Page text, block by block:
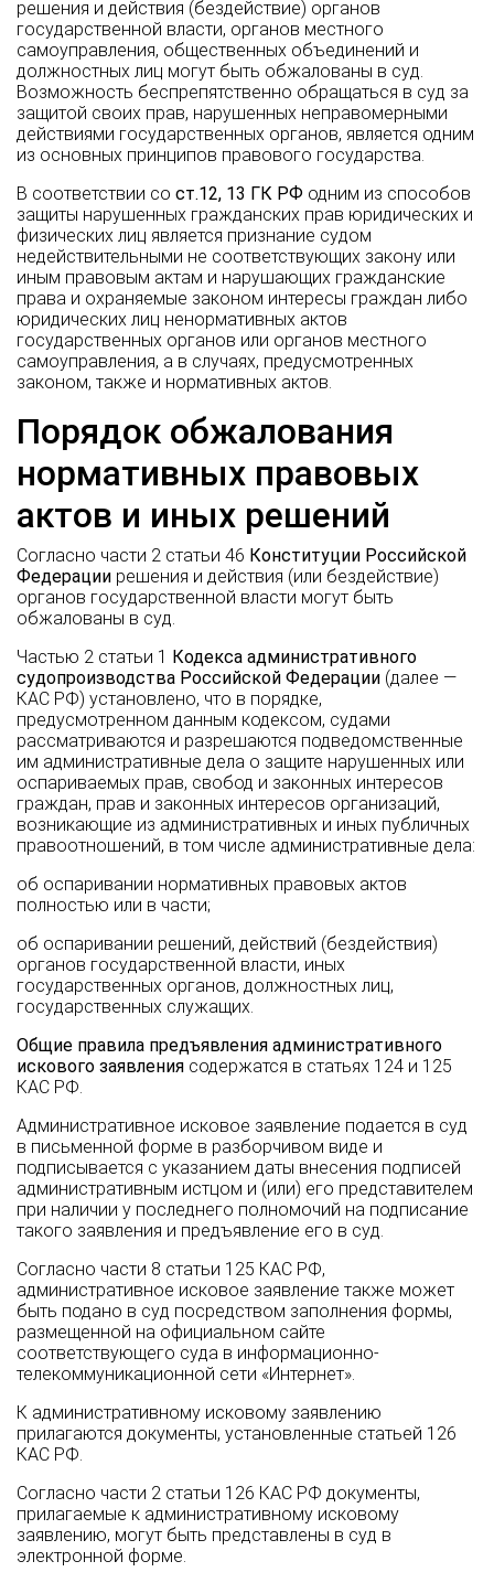
решения и действия (бездействие) органов
государственной власти, органов местного
самоуправления, общественных объединений и
должностных лиц могут быть обжалованы в суд.
Возможность беспрепятственно обращаться в суд за
защитой своих прав, нарушенных неправомерными
действиями государственных органов, является одним
из основных принципов правового государства.
В соответствии со ст.12, 13 ГК РФ одним из способов
защиты нарушенных гражданских прав юридических и
физических лиц является признание судом
недействительными не соответствующих закону или
иным правовым актам и нарушающих гражданские
права и охраняемые законом интересы граждан либо
юридических лиц ненормативных актов
государственных органов или органов местного
самоуправления, а в случаях, предусмотренных
законом, также и нормативных актов.
Порядок обжалования
нормативных правовых
актов и иных решений
Согласно части 2 статьи 46 Конституции Российской
Федерации решения и действия (или бездействие)
органов государственной власти могут быть
обжалованы в суд.
Частью 2 статьи 1 Кодекса административного
судопроизводства Российской Федерации (далее —
КАС РФ) установлено, что в порядке,
предусмотренном данным кодексом, судами
рассматриваются и разрешаются подведомственные
им административные дела о защите нарушенных или
оспариваемых прав, свобод и законных интересов
граждан, прав и законных интересов организаций,
возникающие из административных и иных публичных
правоотношений, в том числе административные дела:
об оспаривании нормативных правовых актов
полностью или в части;
об оспаривании решений, действий (бездействия)
органов государственной власти, иных
государственных органов, должностных лиц,
государственных служащих.
Общие правила предъявления административного
искового заявления содержатся в статьях 124 и 125
КАС РФ.
Административное исковое заявление подается в суд
в письменной форме в разборчивом виде и
подписывается с указанием даты внесения подписей
административным истцом и (или) его представителем
при наличии у последнего полномочий на подписание
такого заявления и предъявление его в суд.
Согласно части 8 статьи 125 КАС РФ,
административное исковое заявление также может
быть подано в суд посредством заполнения формы,
размещенной на официальном сайте
соответствующего суда в информационно-
телекоммуникационной сети «Интернет».
К административному исковому заявлению
прилагаются документы, установленные статьей 126
КАС РФ.
Согласно части 2 статьи 126 КАС РФ документы,
прилагаемые к административному исковому
заявлению, могут быть представлены в суд в
электронной форме.